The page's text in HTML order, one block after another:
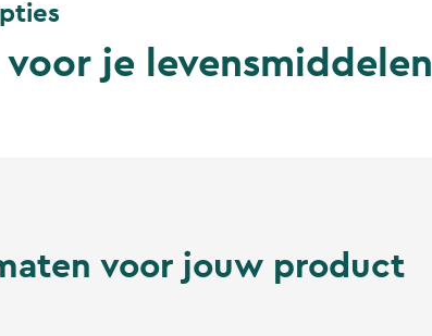
je levensmiddelen
voor jouw product